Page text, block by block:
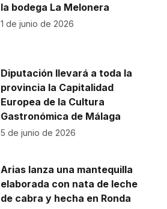
la bodega La Melonera
1 de junio de 2026
Diputación llevará a toda la
provincia la Capitalidad
Europea de la Cultura
Gastronómica de Málaga
5 de junio de 2026
Arias lanza una mantequilla
elaborada con nata de leche
de cabra y hecha en Ronda